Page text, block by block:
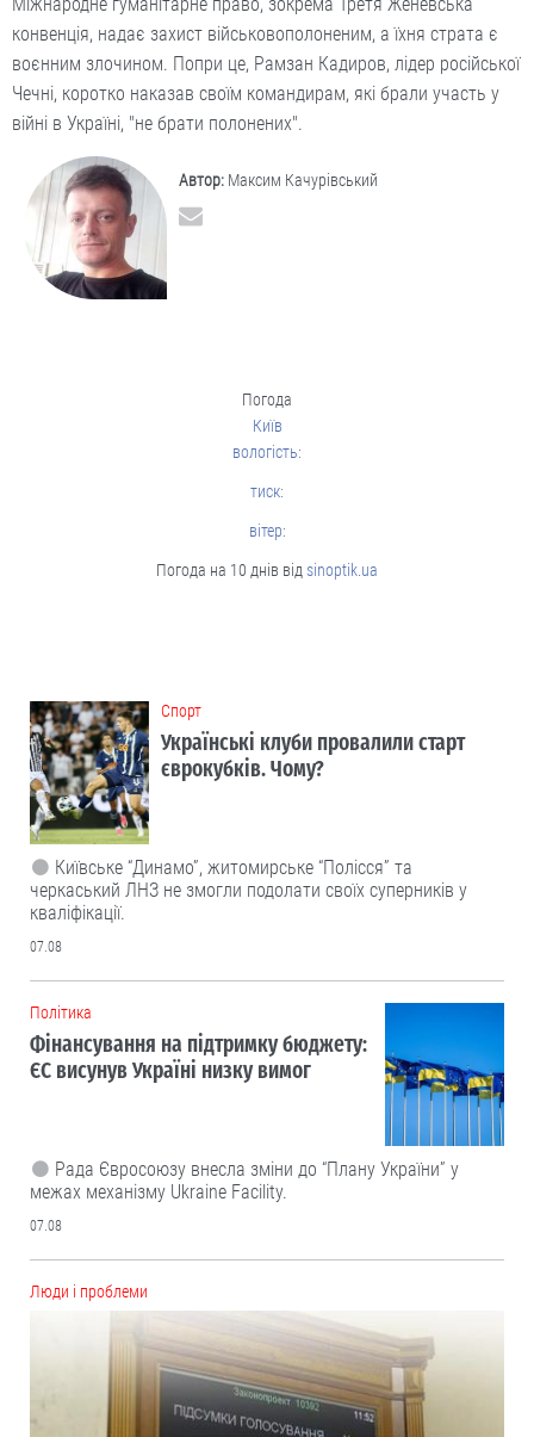
Міжнародне гуманітарне право, зокрема Третя Женевська
конвенція, надає захист військовополоненим, а їхня страта є
воєнним злочином. Попри це, Рамзан Кадиров, лідер російської
Чечні, коротко наказав своїм командирам, які брали участь у
війні в Україні, "не брати полонених".
Автор: Максим Качурівський
Погода
Київ
вологість:
тиск:
вітер:
Погода на 10 днів відsinoptik.ua
Cпорт
Українські клуби провалили старт
єврокубків. Чому?
Київське “Динамо”, житомирське “Полісся” та
черкаський ЛНЗ не змогли подолати своїх суперників у
кваліфікації.
07.08
Політика
Фінансування на підтримку бюджету:
ЄС висунув Україні низку вимог
Рада Євросоюзу внесла зміни до “Плану України” у
межах механізму Ukraine Facility.
07.08
Люди і проблеми